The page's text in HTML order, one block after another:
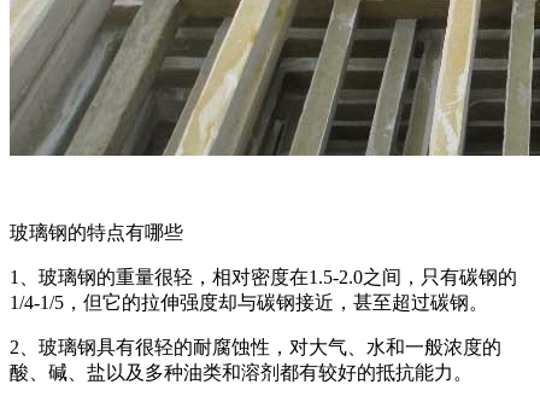
玻璃钢的特点有哪些
1、玻璃钢的重量很轻，相对密度在1.5-2.0之间，只有碳钢的
1/4-1/5，但它的拉伸强度却与碳钢接近，甚至超过碳钢。
2、玻璃钢具有很轻的耐腐蚀性，对大气、水和一般浓度的
酸、碱、盐以及多种油类和溶剂都有较好的抵抗能力。